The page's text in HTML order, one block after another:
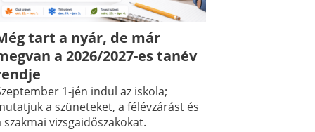
tart a nyár, de már
a 2026/2027-es tanév
1-jén indul az iskola;
a szüneteket, a félévzárást és
szakmai vizsgaidőszakokat.